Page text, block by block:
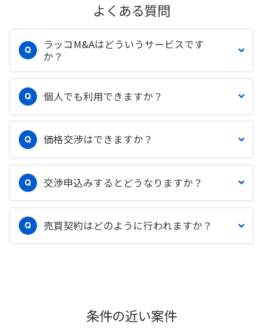
よくある質問
ラッコM&Aはどういうサービスです
か？
個人でも利用できますか？
価格交渉はできますか？
交渉申込みするとどうなりますか？
売買契約はどのように行われますか？
条件の近い案件